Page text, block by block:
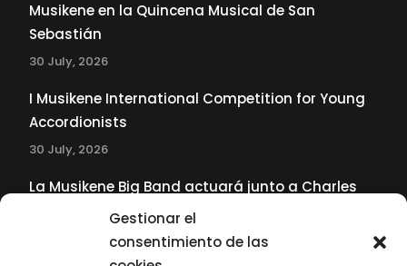
Gestionar el
consentimiento de las
Musikene en la Quincena Musical de San
Sebastián
30 July, 2026
I Musikene International Competition for Young
Accordionists
30 July, 2026
La Musikene Big Band actuará junto a Charles
Tolliver en el 61 Jazzaldia